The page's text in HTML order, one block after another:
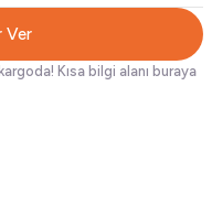
Ver
Kısa bilgi alanı buraya